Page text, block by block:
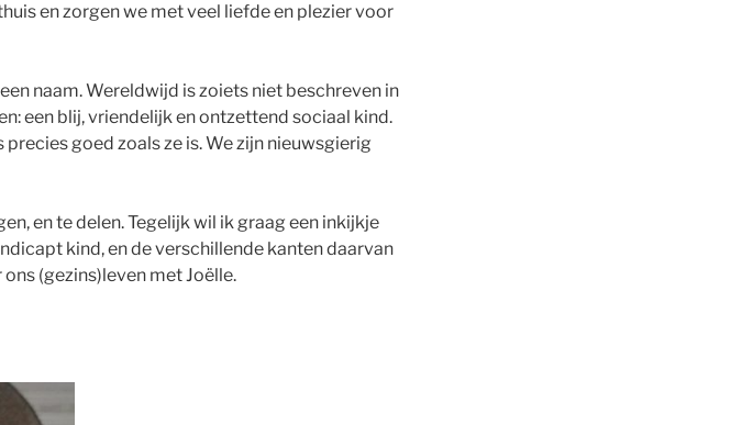
en zorgen we met veel liefde en plezier voor
naam. Wereldwijd is zoiets niet beschreven in
een blij, vriendelijk en ontzettend sociaal kind.
goed zoals ze is. We zijn nieuwsgierig
en te delen. Tegelijk wil ik graag een inkijkje
kind, en de verschillende kanten daarvan
(gezins)leven met Joëlle.